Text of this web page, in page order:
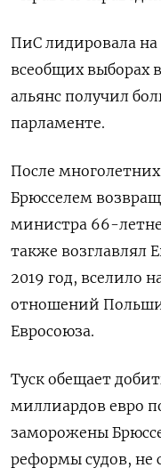
ПиС лидировала
всеобщих выборах
альянс получил
парламенте.
После
Брюсселем
министра 66-
также возглавлял
2019 год, вселило
отношений
Евросоюза.
Туск обещает
миллиардов евро
заморожены
реформы судов, не